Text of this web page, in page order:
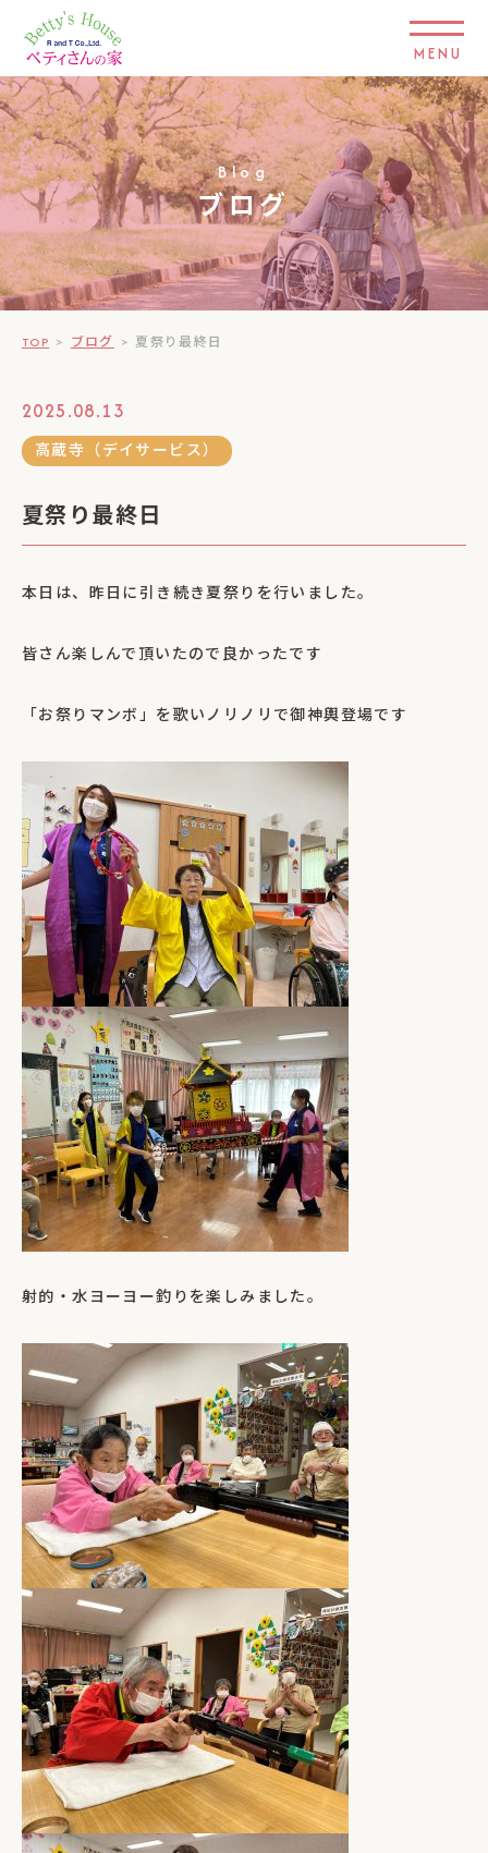
MENU
Blog
ブログ
TOP > ブログ > 夏祭り最終日
2025.08.13
高蔵寺（デイサービス）
夏祭り最終日
本日は、昨日に引き続き夏祭りを行いました。
皆さん楽しんで頂いたので良かったです
「お祭りマンボ」を歌いノリノリで御神輿登場です
射的・水ヨーヨー釣りを楽しみました。